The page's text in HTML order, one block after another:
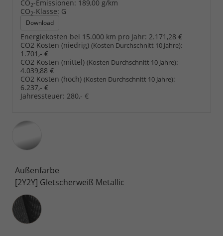
CO2-Emissionen: 189,00 g/km
CO2-Klasse: G
Download
Energiekosten bei 15.000 km pro Jahr: 2.171,28 €
CO2 Kosten (niedrig) (Kosten Durchschnitt 10 Jahre):
1.701,- €
CO2 Kosten (mittel) (Kosten Durchschnitt 10 Jahre):
4.039,88 €
CO2 Kosten (hoch) (Kosten Durchschnitt 10 Jahre):
6.237,- €
Jahressteuer: 280,- €
Außenfarbe
[2Y2Y] Gletscherweiß Metallic
Innenausstattung